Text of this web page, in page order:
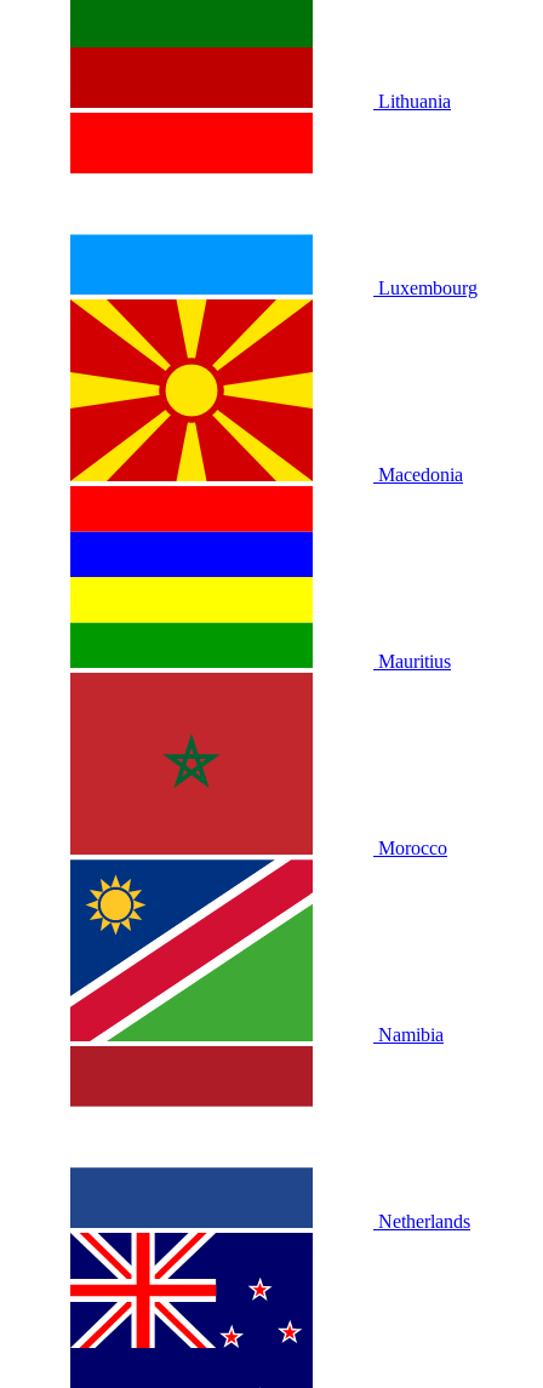
Lithuania
Luxembourg
Macedonia
Mauritius
Morocco
Namibia
Netherlands